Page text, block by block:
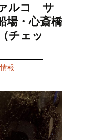
ルコ サ
・心斎橋
チェッ
報